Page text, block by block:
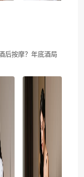
后按摩？年底酒局